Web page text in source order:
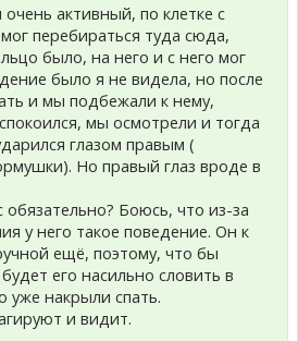
активный, по клетке с
перебираться туда сюда,
было, на него и с него мог
было я не видела, но после
и мы подбежали к нему,
мы осмотрели и тогда
глазом правым (
Но правый глаз вроде в
Боюсь, что из-за
у него такое поведение. Он к
ещё, поэтому, что бы
его насильно словить в
уже накрыли спать.
и видит.